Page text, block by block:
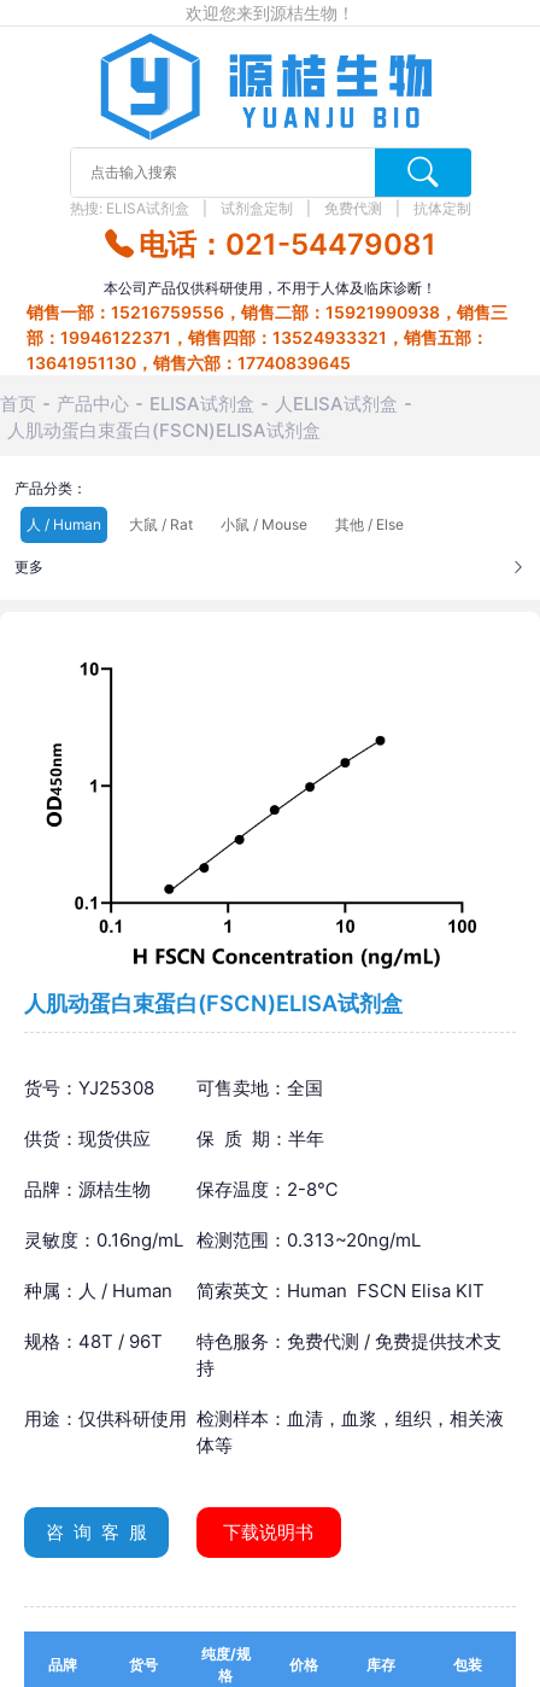
欢迎您来到源桔生物！
热搜: ELISA试剂盒 试剂盒定制 免费代测 抗体定制
电话：021-54479081
本公司产品仅供科研使用，不用于人体及临床诊断！
销售一部：15216759556，销售二部：15921990938，销售三
部：19946122371，销售四部：13524933321，销售五部：
13641951130，销售六部：17740839645
首页 产品中心 ELISA试剂盒
人ELISA试剂盒
人肌动蛋白束蛋白(FSCN)ELISA试剂盒
产品分类：
人 / Human
大鼠 / Rat 小鼠 / Mouse 其他 / Else
更多
人肌动蛋白束蛋白(FSCN)ELISA试剂盒
货号：YJ25308 可售卖地：全国
供货：现货供应 保 质 期：半年
品牌：源桔生物 保存温度：2-8℃
灵敏度：0.16ng/mL 检测范围：0.313~20ng/mL
种属：人 / Human 简索英文：Human FSCN Elisa KIT
规格：48T / 96T
特色服务：免费代测 / 免费提供技术支
持
用途：仅供科研使用 检测样本：血清，血浆，组织，相关液
体等
咨 询 客 服 下载说明书
品牌 货号
纯度/规
格
价格 库存 包装